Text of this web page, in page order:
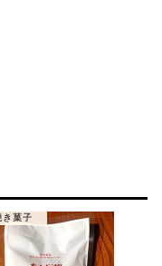
き菓子